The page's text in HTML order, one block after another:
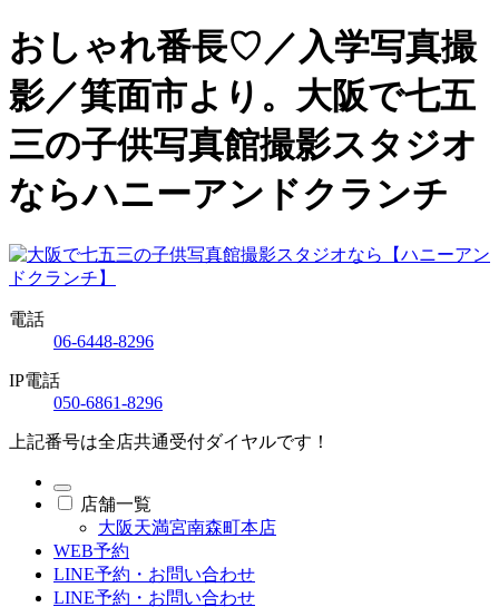
おしゃれ番長♡／入学写真撮
影／箕面市より。大阪で七五
三の子供写真館撮影スタジオ
ならハニーアンドクランチ
電話
06-6448-8296
IP電話
050-6861-8296
上記番号は全店共通受付ダイヤルです！
店舗一覧
大阪天満宮南森町本店
WEB予約
LINE予約・お問い合わせ
LINE予約・お問い合わせ